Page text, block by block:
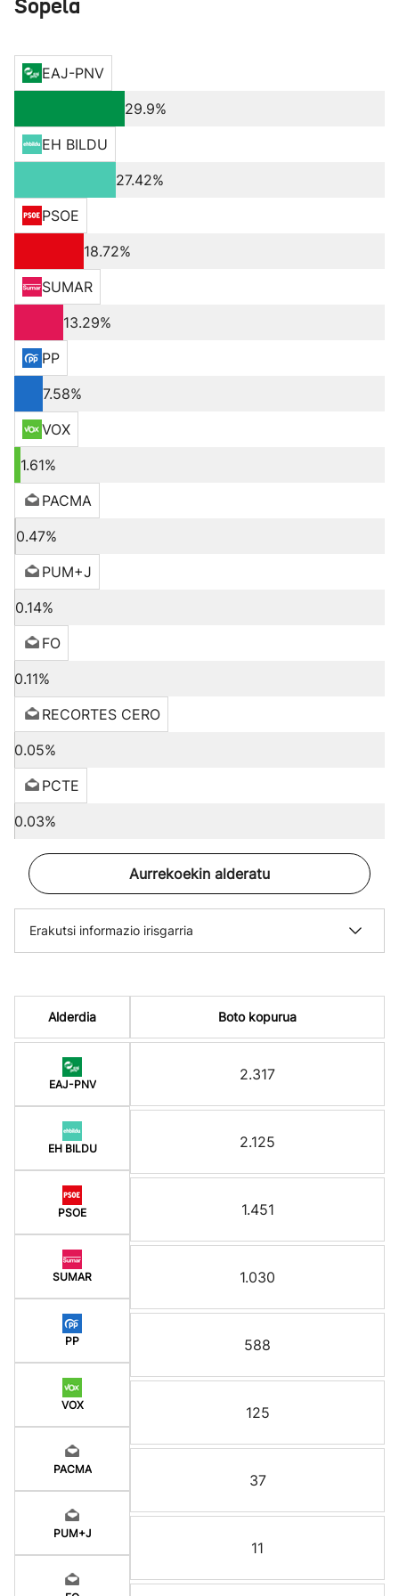
Sopela
EAJ-PNV
29.9%
EH BILDU
27.42%
PSOE
18.72%
SUMAR
13.29%
PP
7.58%
VOX
1.61%
PACMA
0.47%
PUM+J
0.14%
FO
0.11%
RECORTES CERO
0.05%
PCTE
0.03%
Aurrekoekin alderatu
Erakutsi informazio irisgarria
Alderdia
EAJ-PNV
EH BILDU
PSOE
SUMAR
PP
VOX
PACMA
PUM+J
Boto kopurua
2.317
2.125
1.451
1.030
588
125
37
11